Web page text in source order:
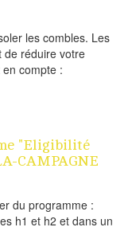
les combles. Les
de réduire votre
compte :
"Eligibilité
CAMPAGNE
du programme :
h1 et h2 et dans un